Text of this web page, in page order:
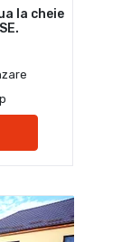
la cheie